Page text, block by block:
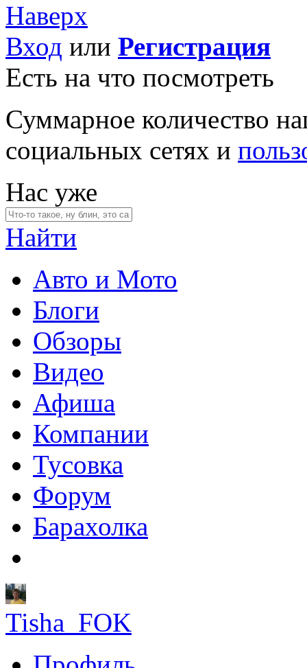
Наверх
Вход или Регистрация
Есть на что посмотреть
Суммарное количество
социальных сетях и
Нас уже
Найти
Авто и Мото
Блоги
Обзоры
Видео
Афиша
Компании
Тусовка
Форум
Барахолка
Tisha_FOK